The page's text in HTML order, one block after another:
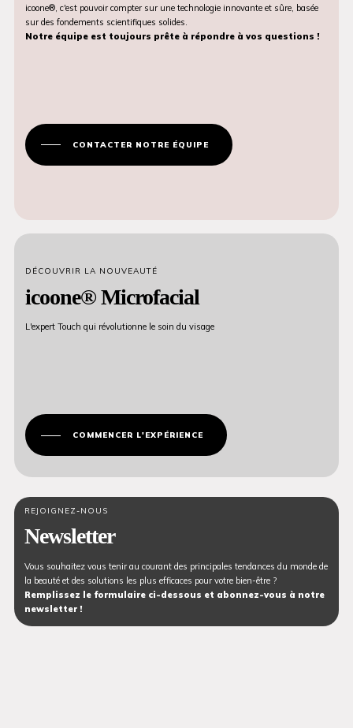
icoone®, c'est pouvoir compter sur une technologie innovante et sûre, basée
sur des fondements scientifiques solides.
Notre équipe est toujours prête à répondre à vos questions !
CONTACTER NOTRE ÉQUIPE
DÉCOUVRIR LA NOUVEAUTÉ
icoone® Microfacial
L'expert Touch qui révolutionne le soin du visage
COMMENCER L'EXPÉRIENCE
REJOIGNEZ-NOUS
Newsletter
Vous souhaitez vous tenir au courant des principales tendances du monde de
la beauté et des solutions les plus efficaces pour votre bien-être ?
Remplissez le formulaire ci-dessous et abonnez-vous à notre
newsletter !